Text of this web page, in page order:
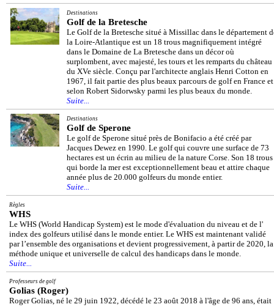
Destinations
Golf de la Bretesche
Le Golf de la Bretesche situé à Missillac dans le département
la Loire-Atlantique est un 18 trous magnifiquement intégré
dans le Domaine de La Bretesche dans un décor où
surplombent, avec majesté, les tours et les remparts du château
du XVe siècle. Conçu par l'architecte anglais Henri Cotton en
1967, il fait partie des plus beaux parcours de golf en France et
selon Robert Sidorwsky parmi les plus beaux du monde.
Suite...
Destinations
Golf de Sperone
Le golf de Sperone situé près de Bonifacio a été créé par
Jacques Dewez en 1990. Le golf qui couvre une surface de 73
hectares est un écrin au milieu de la nature Corse. Son 18 trous
qui borde la mer est exceptionnellement beau et attire chaque
année plus de 20.000 golfeurs du monde entier.
Suite...
Règles
WHS
Le WHS (World Handicap System) est le mode d'évaluation du niveau et de l'
index des golfeurs utilisé dans le monde entier. Le WHS est maintenant validé
par l’ensemble des organisations et devient progressivement, à partir de 2020, la
méthode unique et universelle de calcul des handicaps dans le monde.
Suite...
Professeurs de golf
Golias (Roger)
Roger Golias, né le 29 juin 1922, décédé le 23 août 2018 à l'âge de 96 ans, était